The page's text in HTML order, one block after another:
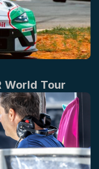
World Tour